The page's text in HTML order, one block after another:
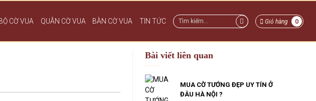
CỜ VUA QUÂN CỜ VUA BÀN CỜ VUA TIN TỨC Giỏ hàng 0
Bài viết liên quan
MUA CỜ TƯỚNG ĐẸP UY TÍN Ở
ĐÂU HÀ NỘI ?